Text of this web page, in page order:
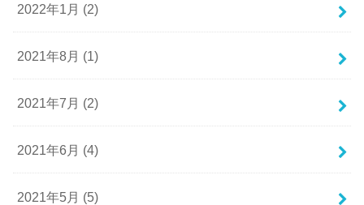
2022年1月 (2)
2021年8月 (1)
2021年7月 (2)
2021年6月 (4)
2021年5月 (5)